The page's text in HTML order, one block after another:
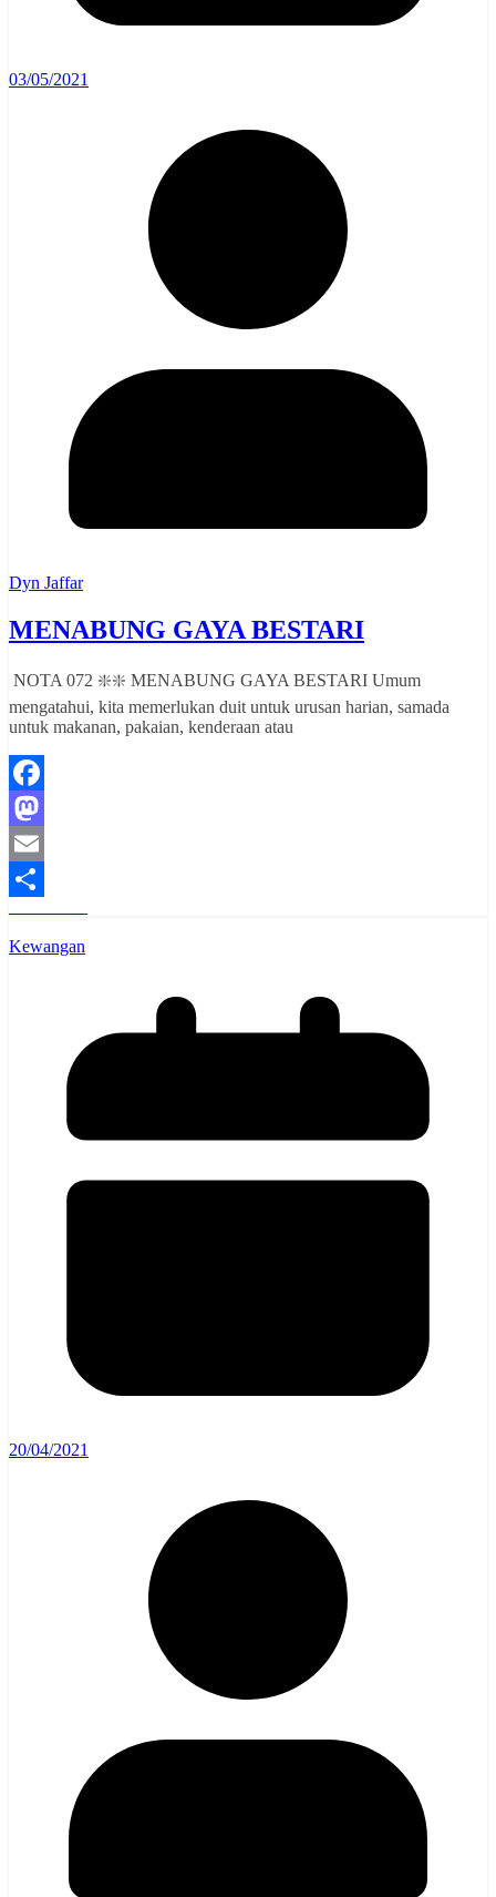
03/05/2021
Dyn Jaffar
MENABUNG GAYA BESTARI
NOTA 072 ❇️❇️ MENABUNG GAYA BESTARI Umum
mengatahui, kita memerlukan duit untuk urusan harian, samada
untuk makanan, pakaian, kenderaan atau
Facebook
Mastodon
Email
Share
Kewangan
20/04/2021